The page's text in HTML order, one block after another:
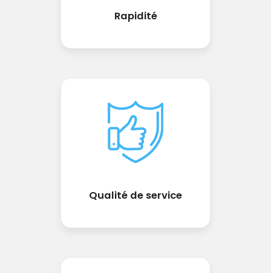
Rapidité
Qualité de service